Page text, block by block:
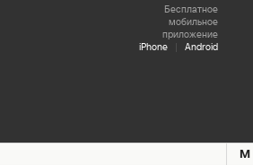
Бесплатное
мобильное
приложение
iPhone
| Android
М